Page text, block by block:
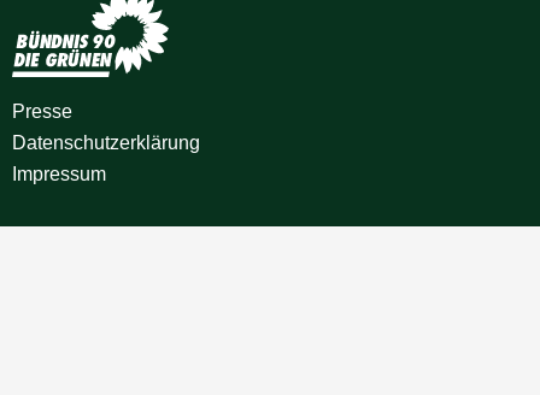
Presse
Datenschutz­erklärung
Impressum